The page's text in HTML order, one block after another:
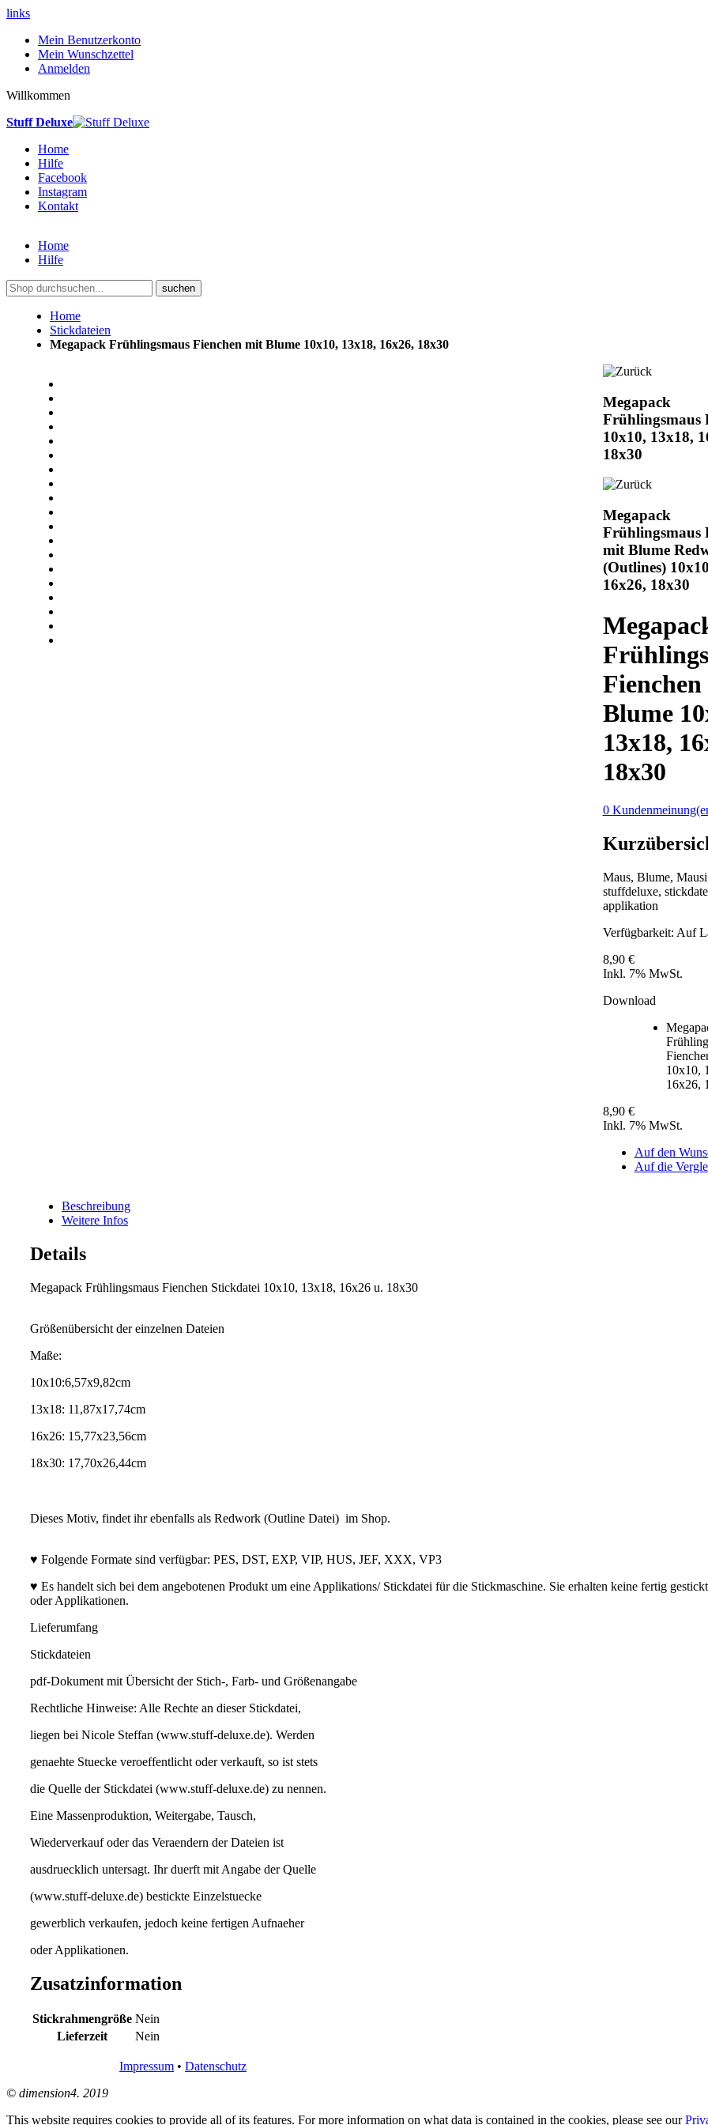
links
Mein Benutzerkonto
Mein Wunschzettel
Anmelden
Willkommen
Stuff Deluxe
Home
Hilfe
Facebook
Instagram
Kontakt
Home
Hilfe
suchen
Home
Stickdateien
Megapack Frühlingsmaus Fienchen mit Blume 10x10, 13x18, 16x26, 18x30
Megapack
Frühlingsmaus
10x10, 13x18,
18x30
Megapack
Frühlingsmaus
mit Blume
(Outlines)
16x26, 18x30
Blume
13x18,
18x30
0
Maus, Blume,
stuffdeluxe,
applikation
Verfügbarkeit: Auf
8,90 €
Inkl. 7% MwSt.
Download
10x10,
16x26,
8,90 €
Inkl. 7% MwSt.
Auf den
Auf die
Beschreibung
Weitere Infos
Details
Megapack Frühlingsmaus Fienchen Stickdatei 10x10, 13x18, 16x26 u. 18x30
Größenübersicht der einzelnen Dateien
Maße:
10x10:6,57x9,82cm
13x18: 11,87x17,74cm
16x26: 15,77x23,56cm
18x30: 17,70x26,44cm
Dieses Motiv, findet ihr ebenfalls als Redwork (Outline Datei) im Shop.
♥ Folgende Formate sind verfügbar: PES, DST, EXP, VIP, HUS, JEF, XXX, VP3
♥ Es handelt sich bei dem angebotenen Produkt um eine Applikations/ Stickdatei für die Stickmaschine. Sie erhalten keine fertig
oder Applikationen.
Lieferumfang
Stickdateien
pdf-Dokument mit Übersicht der Stich-, Farb- und Größenangabe
Rechtliche Hinweise: Alle Rechte an dieser Stickdatei,
liegen bei Nicole Steffan (www.stuff-deluxe.de). Werden
genaehte Stuecke veroeffentlicht oder verkauft, so ist stets
die Quelle der Stickdatei (www.stuff-deluxe.de) zu nennen.
Eine Massenproduktion, Weitergabe, Tausch,
Wiederverkauf oder das Veraendern der Dateien ist
ausdruecklich untersagt. Ihr duerft mit Angabe der Quelle
(www.stuff-deluxe.de) bestickte Einzelstuecke
gewerblich verkaufen, jedoch keine fertigen Aufnaeher
oder Applikationen.
Zusatzinformation
Stickrahmengröße Nein
Lieferzeit
Nein
Impressum • Datenschutz
© dimension4. 2019
This website requires cookies to provide all of its features. For more information on what data is contained in the cookies, please see our